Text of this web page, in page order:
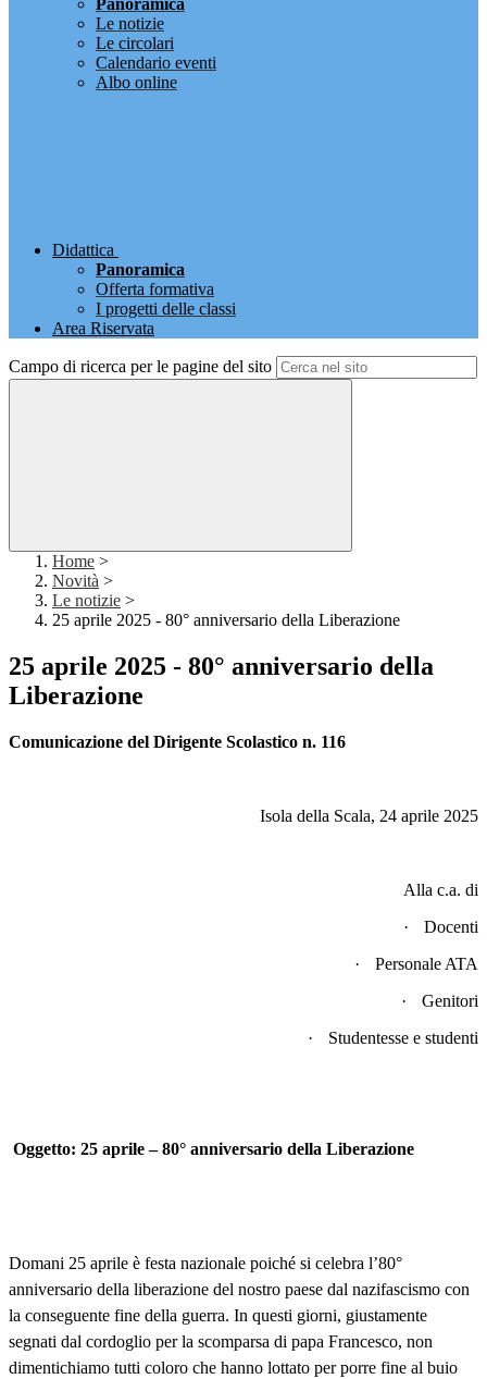
Panoramica
Le notizie
Le circolari
Calendario eventi
Albo online
Didattica
Panoramica
Offerta formativa
I progetti delle classi
Area Riservata
Campo di ricerca per le pagine del sito
Home >
Novità >
Le notizie >
25 aprile 2025 - 80° anniversario della Liberazione
25 aprile 2025 - 80° anniversario della
Liberazione
Comunicazione del Dirigente Scolastico n. 116
Isola della Scala, 24 aprile 2025
Alla c.a. di
·
Docenti
·
Personale ATA
·
Genitori
·
Studentesse e studenti
Oggetto: 25 aprile – 80° anniversario della Liberazione
Domani 25 aprile è festa nazionale poiché si celebra l’80°
anniversario della liberazione del nostro paese dal nazifascismo con
la conseguente fine della guerra. In questi giorni, giustamente
segnati dal cordoglio per la scomparsa di papa Francesco, non
dimentichiamo tutti coloro che hanno lottato per porre fine al buio